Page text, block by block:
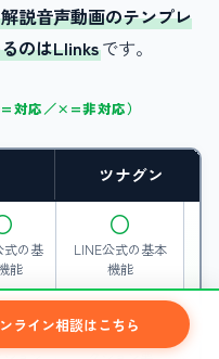
ライン相談はこちら
説音声動画のテンプレ
のはLlinksです。
対応／×=非対応）
ツナグン
式の基
能
○
LINE公式の基本
機能
らの
△
友だちからのリア